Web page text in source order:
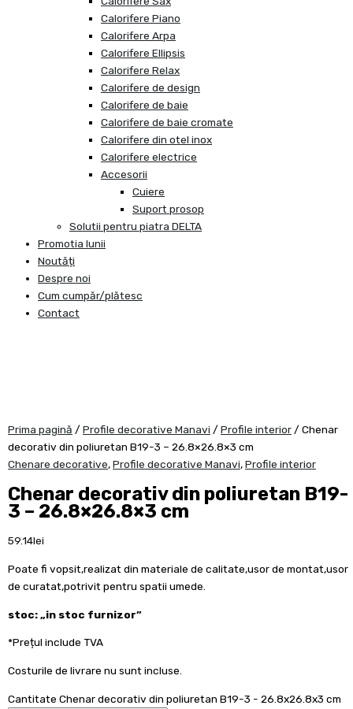
Calorifere Piano
Calorifere Arpa
Calorifere Ellipsis
Calorifere Relax
Calorifere de design
Calorifere de baie
Calorifere de baie cromate
Calorifere din otel inox
Calorifere electrice
Accesorii
Cuiere
Suport prosop
Solutii pentru piatra DELTA
Promotia lunii
Noutăți
Despre noi
Cum cumpăr/plătesc
Contact
Prima pagină / Profile decorative Manavi / Profile interior / Chenar
decorativ din poliuretan B19-3 – 26.8×26.8×3 cm
Chenare decorative,Profile decorative Manavi,Profile interior
Chenar decorativ din poliuretan B19-
3 – 26.8×26.8×3 cm
59.14lei
Poate fi vopsit,realizat din materiale de calitate,usor de montat,usor
de curatat,potrivit pentru spatii umede.
stoc: „in stoc furnizor”
*Prețul include TVA
Costurile de livrare nu sunt incluse.
Cantitate Chenar decorativ din poliuretan B19-3 - 26.8x26.8x3 cm